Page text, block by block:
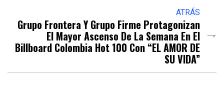
ATRÁS
Grupo Frontera Y Grupo Firme Protagonizan
El Mayor Ascenso De La Semana En El
Billboard Colombia Hot 100 Con “EL AMOR DE
SU VIDA”